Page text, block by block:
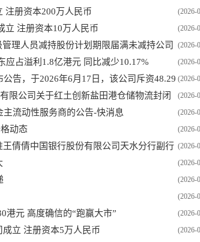
(2026-
注册资本200万人民币
(2026-
立 注册资本10万人民币
(2026-
理人员减持股份计划期限届满未减持公司
(2026-
应占溢利1.8亿港元 同比减少10.17%
(2026-
告，于2026年6月17日，该公司斥资48.29
(2026-
限公司关于红土创新盐田港仓储物流封闭
的第二次提示性公告
(2026-
流动性服务商的公告-快消息
(2026-
动态
(2026-
倩倩中国银行股份有限公司天水分行副行
(2026-
(2026-
(2026-
(2026-
港元 高度确信的“跑赢大市”
(2026-
立 注册资本5万人民币